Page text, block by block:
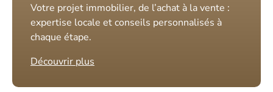
Votre projet immobilier, de l’achat à la vente :
expertise locale et conseils personnalisés à
chaque étape.
Découvrir plus